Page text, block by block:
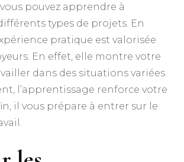
pouvez apprendre à
types de projets. En
pratique est valorisée
En effet, elle montre votre
dans des situations variées.
l’apprentissage renforce votre
il vous prépare à entrer sur le